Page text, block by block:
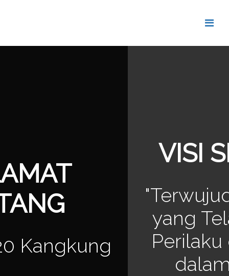
VISI SEKOLAH
"Terwujudnya Lulusan
yang Teladan dalam
Perilaku dan Unggul
dalam Prestasi"